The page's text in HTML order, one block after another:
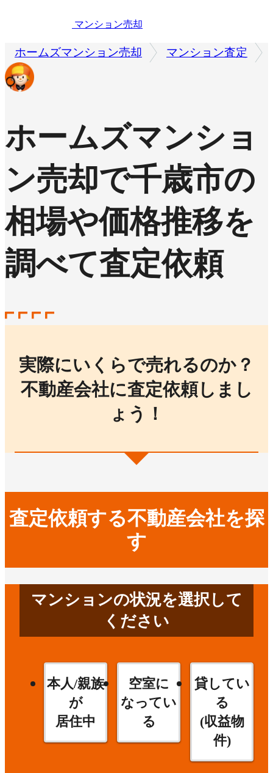
マンション売却
ホームズマンション売却 マンション査定
ホームズマンショ
ン売却で千歳市の
相場や価格推移を
調べて査定依頼
実際にいくらで売れるのか？
不動産会社に査定依頼しまし
ょう！
査定依頼する不動産会社を探
す
マンションの状況を選択して
ください
本人/親族
が
居住中
空室に
なってい
る
貸してい
る
(収益物
件)